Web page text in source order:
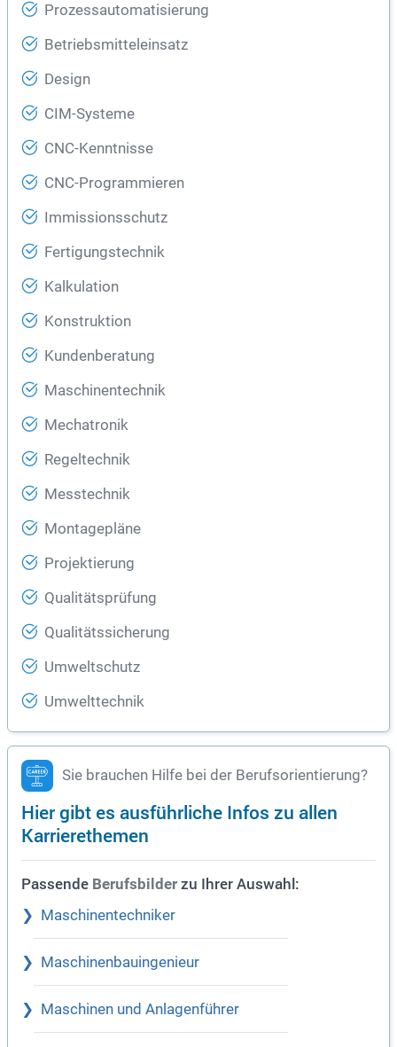
Prozessautomatisierung
Betriebsmitteleinsatz
Design
CIM-Systeme
CNC-Kenntnisse
CNC-Programmieren
Immissionsschutz
Fertigungstechnik
Kalkulation
Konstruktion
Kundenberatung
Maschinentechnik
Mechatronik
Regeltechnik
Messtechnik
Montagepläne
Projektierung
Qualitätsprüfung
Qualitätssicherung
Umweltschutz
Umwelttechnik
Sie brauchen Hilfe bei der Berufsorientierung?
Hier gibt es ausführliche Infos zu allen
Karrierethemen
Passende Berufsbilder zu Ihrer Auswahl:
Maschinentechniker
Maschinenbauingenieur
Maschinen und Anlagenführer